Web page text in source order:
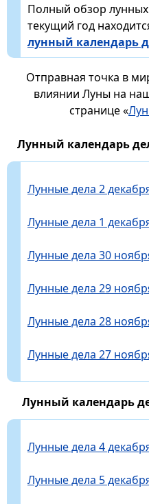
Полный обзор
текущий год
лунный календарь
Отправная точка в
влиянии Луны на
странице «
Лунный календарь
Лунные дела 2
Лунные дела 1
Лунные дела 30
Лунные дела 29
Лунные дела 28
Лунные дела 27
Лунный календарь
Лунные дела 4
Лунные дела 5